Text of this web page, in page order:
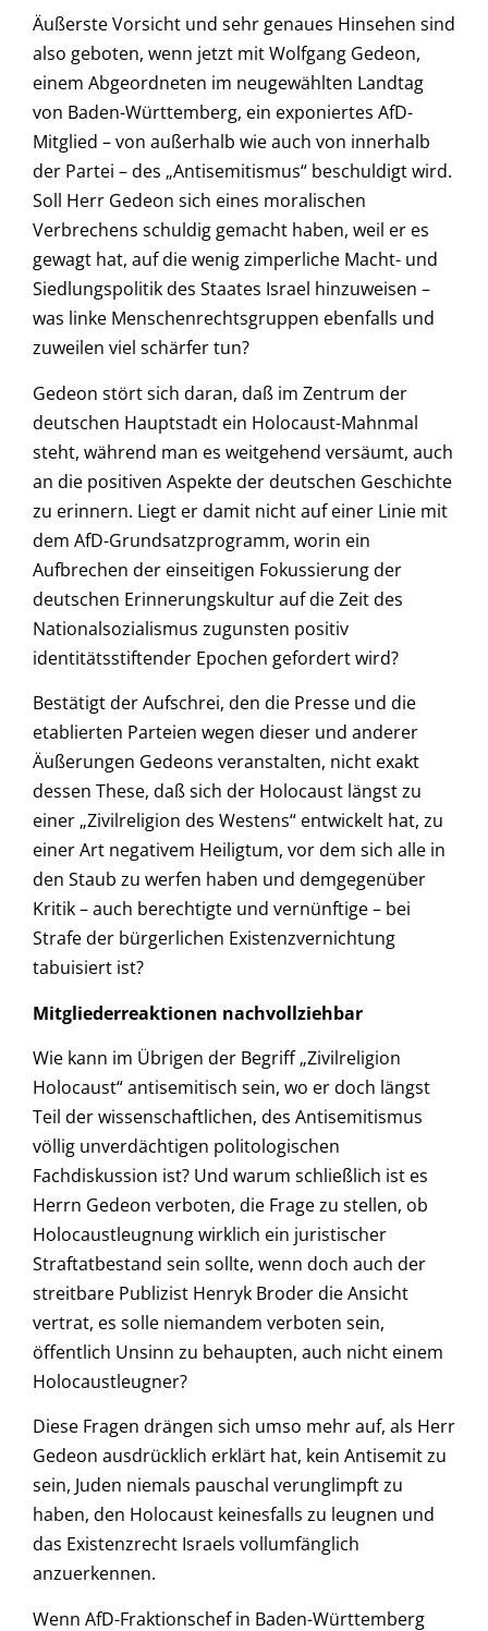
Äußerste Vorsicht und sehr genaues Hinsehen sind
also geboten, wenn jetzt mit Wolfgang Gedeon,
einem Abgeordneten im neugewählten Landtag
von Baden-Württemberg, ein exponiertes AfD-
Mitglied – von außerhalb wie auch von innerhalb
der Partei – des „Antisemitismus“ beschuldigt wird.
Soll Herr Gedeon sich eines moralischen
Verbrechens schuldig gemacht haben, weil er es
gewagt hat, auf die wenig zimperliche Macht- und
Siedlungspolitik des Staates Israel hinzuweisen –
was linke Menschenrechtsgruppen ebenfalls und
zuweilen viel schärfer tun?
Gedeon stört sich daran, daß im Zentrum der
deutschen Hauptstadt ein Holocaust-Mahnmal
steht, während man es weitgehend versäumt, auch
an die positiven Aspekte der deutschen Geschichte
zu erinnern. Liegt er damit nicht auf einer Linie mit
dem AfD-Grundsatzprogramm, worin ein
Aufbrechen der einseitigen Fokussierung der
deutschen Erinnerungskultur auf die Zeit des
Nationalsozialismus zugunsten positiv
identitätsstiftender Epochen gefordert wird?
Bestätigt der Aufschrei, den die Presse und die
etablierten Parteien wegen dieser und anderer
Äußerungen Gedeons veranstalten, nicht exakt
dessen These, daß sich der Holocaust längst zu
einer „Zivilreligion des Westens“ entwickelt hat, zu
einer Art negativem Heiligtum, vor dem sich alle in
den Staub zu werfen haben und demgegenüber
Kritik – auch berechtigte und vernünftige – bei
Strafe der bürgerlichen Existenzvernichtung
tabuisiert ist?
Mitgliederreaktionen nachvollziehbar
Wie kann im Übrigen der Begriff „Zivilreligion
Holocaust“ antisemitisch sein, wo er doch längst
Teil der wissenschaftlichen, des Antisemitismus
völlig unverdächtigen politologischen
Fachdiskussion ist? Und warum schließlich ist es
Herrn Gedeon verboten, die Frage zu stellen, ob
Holocaustleugnung wirklich ein juristischer
Straftatbestand sein sollte, wenn doch auch der
streitbare Publizist Henryk Broder die Ansicht
vertrat, es solle niemandem verboten sein,
öffentlich Unsinn zu behaupten, auch nicht einem
Holocaustleugner?
Diese Fragen drängen sich umso mehr auf, als Herr
Gedeon ausdrücklich erklärt hat, kein Antisemit zu
sein, Juden niemals pauschal verunglimpft zu
haben, den Holocaust keinesfalls zu leugnen und
das Existenzrecht Israels vollumfänglich
anzuerkennen.
Wenn AfD-Fraktionschef in Baden-Württemberg